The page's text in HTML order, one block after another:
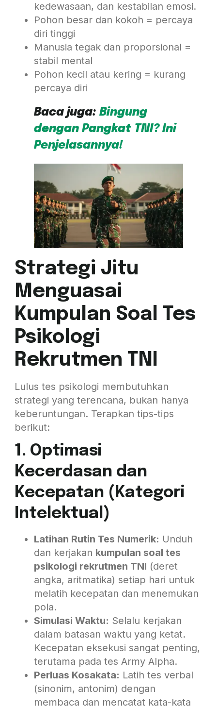
kedewasaan, dan kestabilan emosi.
Pohon besar dan kokoh = percaya
diri tinggi
Manusia tegak dan proporsional =
stabil mental
Pohon kecil atau kering = kurang
percaya diri
Baca juga: Bingung
dengan Pangkat TNI? Ini
Penjelasannya!
Strategi Jitu
Menguasai
Kumpulan Soal Tes
Psikologi
Rekrutmen TNI
Lulus tes psikologi membutuhkan
strategi yang terencana, bukan hanya
keberuntungan. Terapkan tips-tips
berikut:
1. Optimasi
Kecerdasan dan
Kecepatan (Kategori
Intelektual)
Latihan Rutin Tes Numerik: Unduh
dan kerjakan kumpulan soal tes
psikologi rekrutmen TNI (deret
angka, aritmatika) setiap hari untuk
melatih kecepatan dan menemukan
pola.
Simulasi Waktu: Selalu kerjakan
dalam batasan waktu yang ketat.
Kecepatan eksekusi sangat penting,
terutama pada tes Army Alpha.
Perluas Kosakata: Latih tes verbal
(sinonim, antonim) dengan
membaca dan mencatat kata-kata